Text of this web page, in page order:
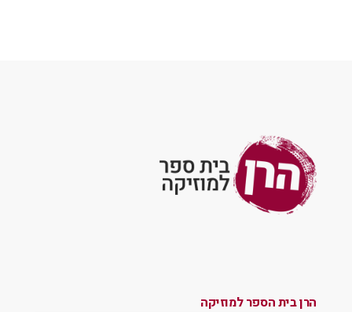
הרן בית הספר למוזיקה